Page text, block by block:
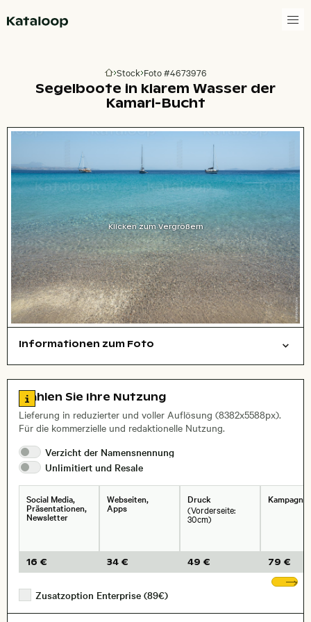
Zur Homepage
Stock Foto #4673976
Segelboote in klarem Wasser der
Kamari-Bucht
Klicken zum Vergrößern
Informationen zum Foto
, Objektiv
Zu den Lizenzinformationen springen
Wählen Sie Ihre Nutzung
Lieferung in reduzierter und voller Auflösung (8382x5588px).
Für die kommerzielle und redaktionelle Nutzung.
Verzicht der Namensnennung
Unlimitiert und Resale
Social Media,
Präsentationen,
Newsletter
16 €
Webseiten,
Apps
34 €
Druck
(Vorderseite:
30cm)
49 € 79 €
Zusatzoption Enterprise (89€)